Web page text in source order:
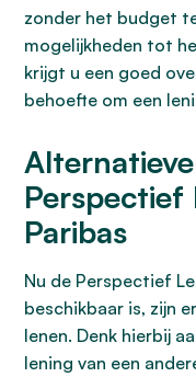
zonder het budget
mogelijkheden tot
krijgt u een goed
behoefte om een
Perspectief
Paribas
Nu de Perspectief
beschikbaar is, zijn
lenen. Denk hierbij
lening van een